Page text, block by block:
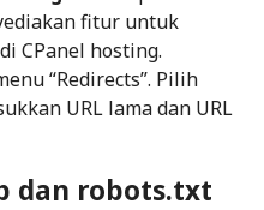
fitur untuk
CPanel hosting.
“Redirects”. Pilih
URL lama dan URL
dan robots.txt